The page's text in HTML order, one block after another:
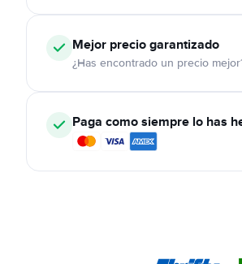
Mejor precio garantizado
¿Has encontrado un precio
Paga como siempre lo has